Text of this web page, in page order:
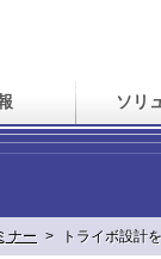
ソリ
ナー > トライボ設計